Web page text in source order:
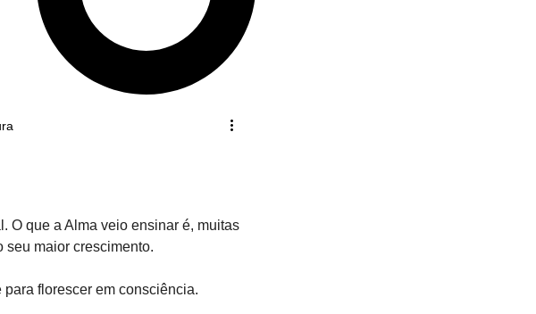
O que a Alma veio ensinar é, muitas
seu maior crescimento.
florescer em consciência.